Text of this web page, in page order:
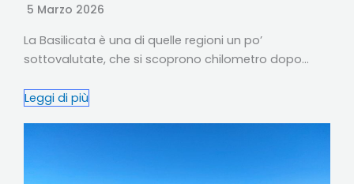
5 Marzo 2026
La Basilicata è una di quelle regioni un po’
sottovalutate, che si scoprono chilometro dopo…
Leggi di più